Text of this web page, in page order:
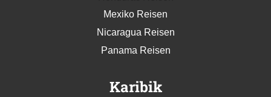
Mexiko Reisen
Nicaragua Reisen
Panama Reisen
Karibik